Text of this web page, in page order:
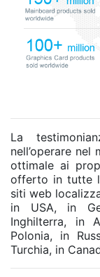
La
nell’operare
ottimale ai
offerto in tutte
siti web
in USA, in
Inghilterra, in
Polonia, in
Turchia, in